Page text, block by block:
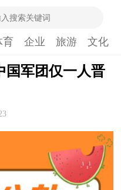
育 企业 旅游 文化
国军团仅一人晋